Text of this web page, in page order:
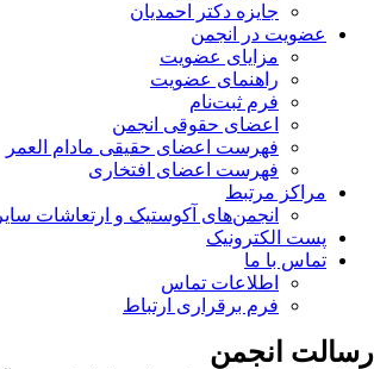
جایزه دکتر احمدیان
عضویت در انجمن
مزایای عضویت
راهنمای عضویت
فرم ثبت‌نام
اعضای حقوقی انجمن
فهرست اعضای حقیقی مادام‌ العمر
فهرست اعضای افتخاری
مراکز مرتبط
انجمن‌های آکوستیک و ارتعاشات
پست الکترونیک
تماس با ما
اطلاعات تماس
فرم برقراری ارتباط
رسالت انجمن